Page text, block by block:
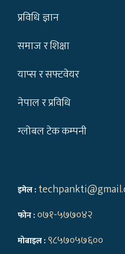
प्रविधि ज्ञान
समाज र शिक्षा
याप्स र सफ्टवेयर
नेपाल र प्रविधि
ग्लोबल टेक कम्पनी
इमेल :
फोन : ०७१-५७७०४२
मोबाइल : ९८५७०५७६००